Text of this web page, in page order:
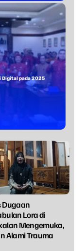
Dugaan
Lora di
Mengemuka,
Alami Trauma
Digital pada 2025